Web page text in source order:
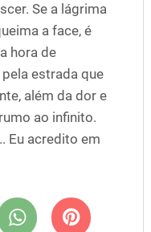
Se a lágrima
a face, é
hora de
estrada que
além da dor e
ao infinito.
Eu acredito em